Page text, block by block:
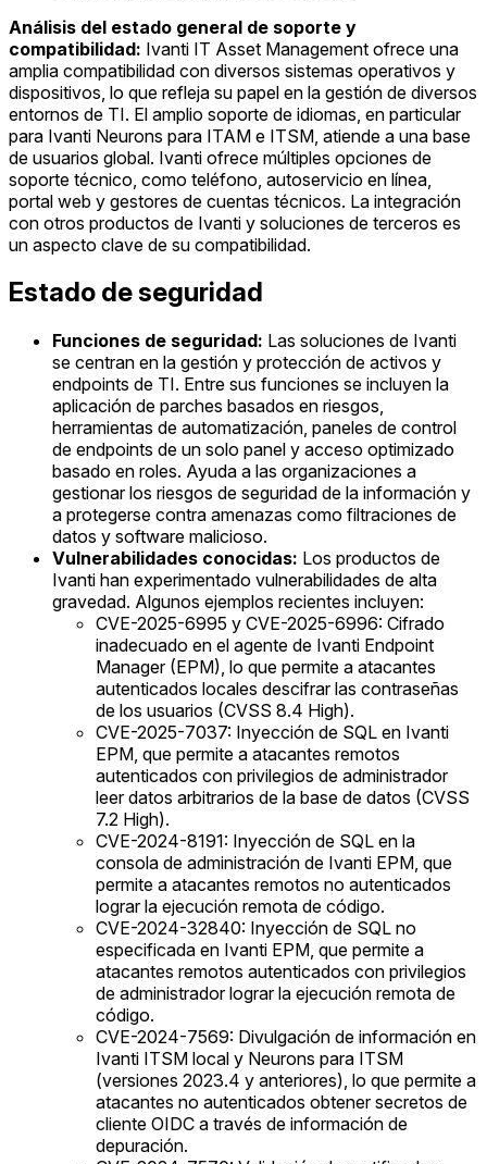
Análisis del estado general de soporte y
compatibilidad: Ivanti IT Asset Management ofrece una
amplia compatibilidad con diversos sistemas operativos y
dispositivos, lo que refleja su papel en la gestión de diversos
entornos de TI. El amplio soporte de idiomas, en particular
para Ivanti Neurons para ITAM e ITSM, atiende a una base
de usuarios global. Ivanti ofrece múltiples opciones de
soporte técnico, como teléfono, autoservicio en línea,
portal web y gestores de cuentas técnicos. La integración
con otros productos de Ivanti y soluciones de terceros es
un aspecto clave de su compatibilidad.
Estado de seguridad
Funciones de seguridad: Las soluciones de Ivanti
se centran en la gestión y protección de activos y
endpoints de TI. Entre sus funciones se incluyen la
aplicación de parches basados en riesgos,
herramientas de automatización, paneles de control
de endpoints de un solo panel y acceso optimizado
basado en roles. Ayuda a las organizaciones a
gestionar los riesgos de seguridad de la información y
a protegerse contra amenazas como filtraciones de
datos y software malicioso.
Vulnerabilidades conocidas: Los productos de
Ivanti han experimentado vulnerabilidades de alta
gravedad. Algunos ejemplos recientes incluyen:
CVE-2025-6995 y CVE-2025-6996: Cifrado
inadecuado en el agente de Ivanti Endpoint
Manager (EPM), lo que permite a atacantes
autenticados locales descifrar las contraseñas
de los usuarios (CVSS 8.4 High).
CVE-2025-7037: Inyección de SQL en Ivanti
EPM, que permite a atacantes remotos
autenticados con privilegios de administrador
leer datos arbitrarios de la base de datos (CVSS
7.2 High).
CVE-2024-8191: Inyección de SQL en la
consola de administración de Ivanti EPM, que
permite a atacantes remotos no autenticados
lograr la ejecución remota de código.
CVE-2024-32840: Inyección de SQL no
especificada en Ivanti EPM, que permite a
atacantes remotos autenticados con privilegios
de administrador lograr la ejecución remota de
código.
CVE-2024-7569: Divulgación de información en
Ivanti ITSM local y Neurons para ITSM
(versiones 2023.4 y anteriores), lo que permite a
atacantes no autenticados obtener secretos de
cliente OIDC a través de información de
depuración.